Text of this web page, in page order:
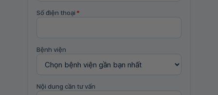
Số điện thoại *
Bệnh viện
Nội dung cần tư vấn